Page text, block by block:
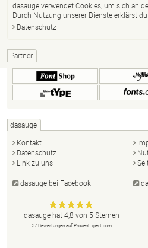
dasauge verwendet Cookies, um sich an
Durch Nutzung unserer Dienste erklärst
Datenschutz
Partner
dasauge
Kontakt
Datenschutz
Link zu uns
dasauge bei Facebook
dasauge
Designer,
Fotografen,
Agenturen,
Anonym
dasauge hat4,8 von 5 Sternen
37Bewertungen auf ProvenExpert.com